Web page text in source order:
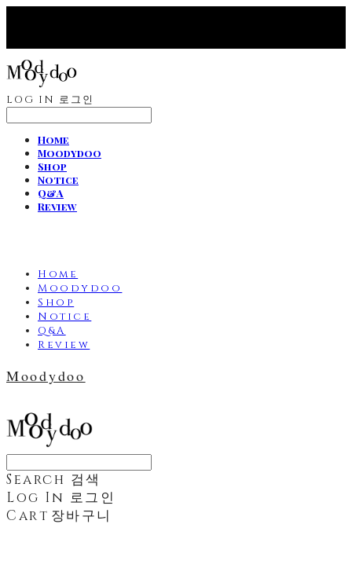
LOG IN 로그인
Home
Moodydoo
Shop
Notice
Q&A
Review
Home
Moodydoo
Shop
Notice
Q&A
Review
Moodydoo
Search 검색
Log In 로그인
Cart 장바구니